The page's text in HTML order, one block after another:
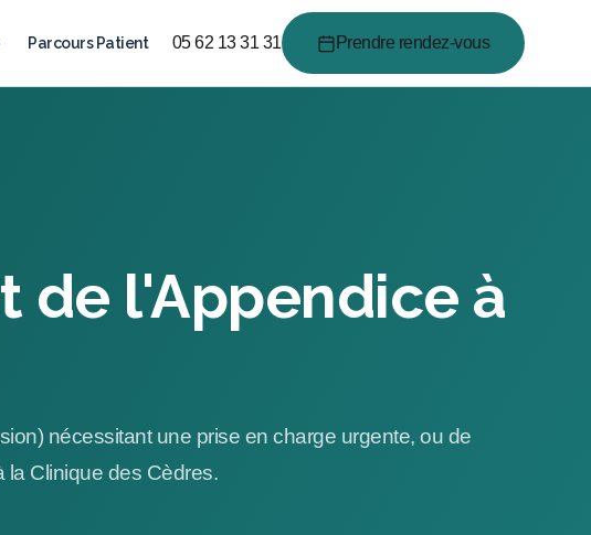
Parcours Patient 05 62 13 31 31 Prendre rendez-vous
de l'Appendice à
nécessitant une prise en charge urgente, ou de
la Clinique des Cèdres.